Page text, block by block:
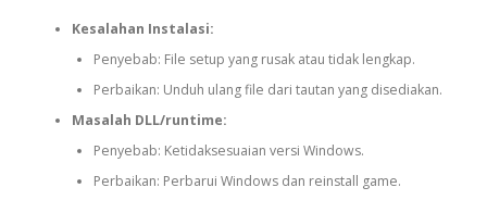
Kesalahan Instalasi:
Penyebab: File setup yang rusak atau tidak lengkap.
Perbaikan: Unduh ulang file dari tautan yang disediakan.
Masalah DLL/runtime:
Penyebab: Ketidaksesuaian versi Windows.
Perbaikan: Perbarui Windows dan reinstall game.